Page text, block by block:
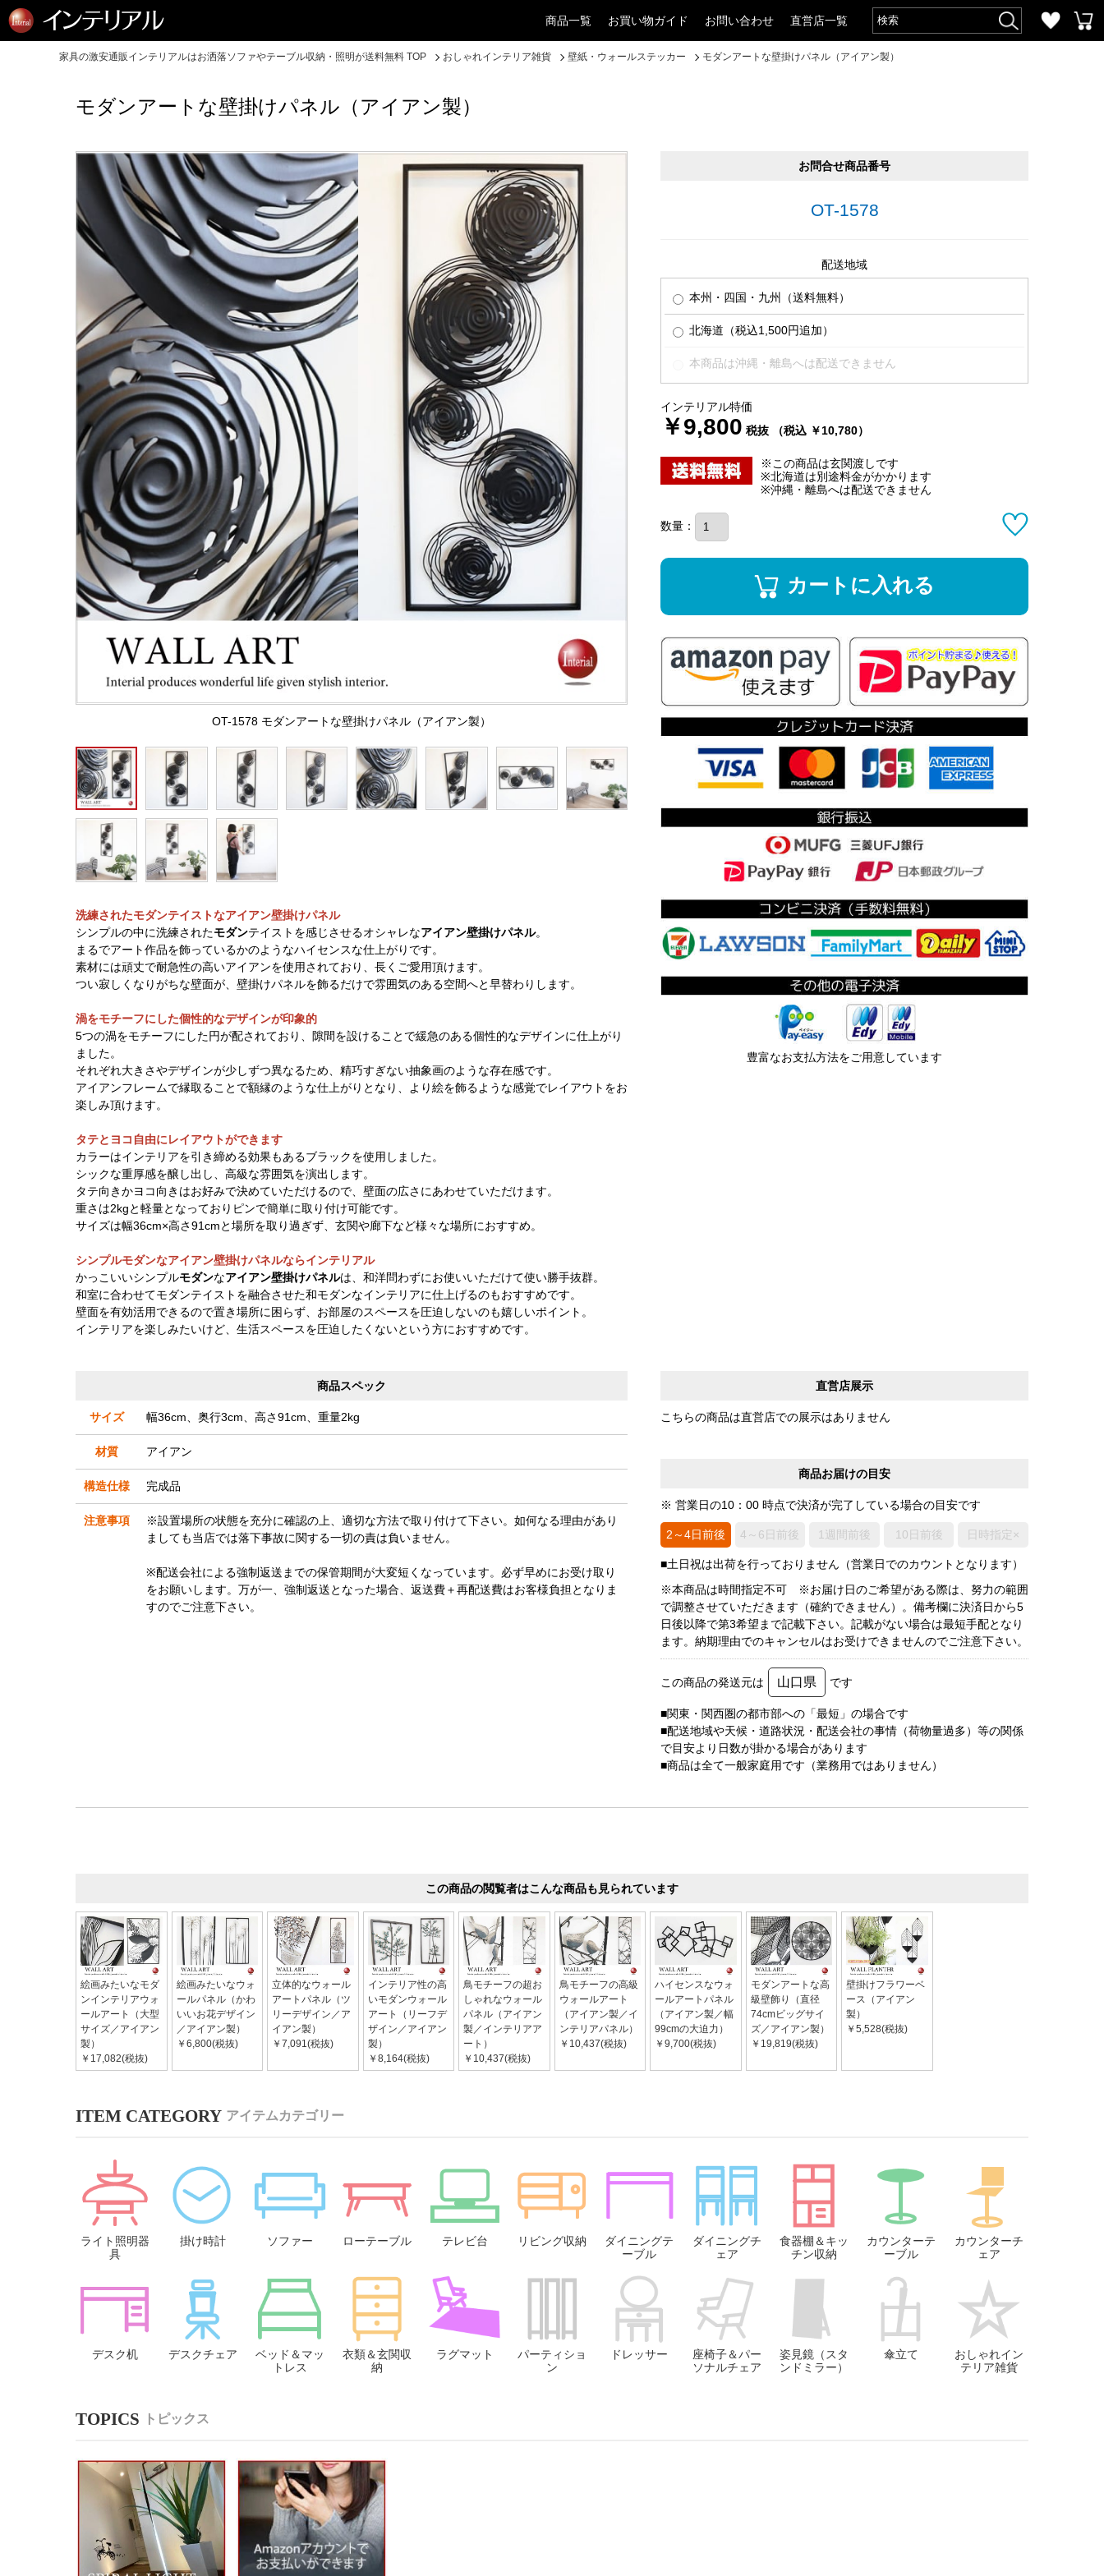
商品一覧 お買い物ガイド お問い合わせ 直営店一覧
家具の激安通販インテリアルはお洒落ソファやテーブル収納・照明が送料無料 TOP おしゃれインテリア雑貨 壁紙・ウォールステッカー モダンアートな壁掛けパネル（アイアン製）
モダンアートな壁掛けパネル（アイアン製）
OT-1578 モダンアートな壁掛けパネル（アイアン製）
洗練されたモダンテイストなアイアン壁掛けパネル
シンプルの中に洗練されたモダンテイストを感じさせるオシャレなアイアン壁掛けパネル。
まるでアート作品を飾っているかのようなハイセンスな仕上がりです。
素材には頑丈で耐急性の高いアイアンを使用されており、長くご愛用頂けます。
つい寂しくなりがちな壁面が、壁掛けパネルを飾るだけで雰囲気のある空間へと早替わりします。
渦をモチーフにした個性的なデザインが印象的
5つの渦をモチーフにした円が配されており、隙間を設けることで緩急のある個性的なデザインに仕上がり
ました。
それぞれ大きさやデザインが少しずつ異なるため、精巧すぎない抽象画のような存在感です。
アイアンフレームで縁取ることで額縁のような仕上がりとなり、より絵を飾るような感覚でレイアウトをお
楽しみ頂けます。
タテとヨコ自由にレイアウトができます
カラーはインテリアを引き締める効果もあるブラックを使用しました。
シックな重厚感を醸し出し、高級な雰囲気を演出します。
タテ向きかヨコ向きはお好みで決めていただけるので、壁面の広さにあわせていただけます。
重さは2kgと軽量となっておりピンで簡単に取り付け可能です。
サイズは幅36cm×高さ91cmと場所を取り過ぎず、玄関や廊下など様々な場所におすすめ。
シンプルモダンなアイアン壁掛けパネルならインテリアル
かっこいいシンプルモダンなアイアン壁掛けパネルは、和洋問わずにお使いいただけて使い勝手抜群。
和室に合わせてモダンテイストを融合させた和モダンなインテリアに仕上げるのもおすすめです。
壁面を有効活用できるので置き場所に困らず、お部屋のスペースを圧迫しないのも嬉しいポイント。
インテリアを楽しみたいけど、生活スペースを圧迫したくないという方におすすめです。
お問合せ商品番号
OT-1578
配送地域
本州・四国・九州（送料無料）
北海道（税込1,500円追加）
本商品は沖縄・離島へは配送できません
インテリアル特価
￥9,800 税抜 （税込 ￥10,780）
※この商品は玄関渡しです
※北海道は別途料金がかかります
※沖縄・離島へは配送できません
数量：
カートに入れる
豊富なお支払方法をご用意しています
直営店展示
こちらの商品は直営店での展示はありません
商品お届けの目安
※ 営業日の10：00 時点で決済が完了している場合の目安です
2～4日前後 4～6日前後 1週間前後 10日前後 日時指定×
■土日祝は出荷を行っておりません（営業日でのカウントとなります）
※本商品は時間指定不可 ※お届け日のご希望がある際は、努力の範囲
で調整させていただきます（確約できません）。備考欄に決済日から5
日後以降で第3希望まで記載下さい。記載がない場合は最短手配となり
ます。納期理由でのキャンセルはお受けできませんのでご注意下さい。
この商品の発送元は 山口県 です
■関東・関西圏の都市部への「最短」の場合です
■配送地域や天候・道路状況・配送会社の事情（荷物量過多）等の関係
で目安より日数が掛かる場合があります
■商品は全て一般家庭用です（業務用ではありません）
商品スペック
サイズ 幅36cm、奥行3cm、高さ91cm、重量2kg
材質 アイアン
構造仕様 完成品
注意事項
※設置場所の状態を充分に確認の上、適切な方法で取り付けて下さい。如何なる理由があり
ましても当店では落下事故に関する一切の責は負いません。
※配送会社による強制返送までの保管期間が大変短くなっています。必ず早めにお受け取り
をお願いします。万が一、強制返送となった場合、返送費＋再配送費はお客様負担となりま
すのでご注意下さい。
この商品の閲覧者はこんな商品も見られています
絵画みたいなモダ
ンインテリアウォ
ールアート（大型
サイズ／アイアン
製）
￥17,082(税抜)
絵画みたいなウォ
ールパネル（かわ
いいお花デザイン
／アイアン製）
￥6,800(税抜)
立体的なウォール
アートパネル（ツ
リーデザイン／ア
イアン製）
￥7,091(税抜)
インテリア性の高
いモダンウォール
アート（リーフデ
ザイン／アイアン
製）
￥8,164(税抜)
鳥モチーフの超お
しゃれなウォール
パネル（アイアン
製／インテリアア
ート）
￥10,437(税抜)
鳥モチーフの高級
ウォールアート
（アイアン製／イ
ンテリアパネル）
￥10,437(税抜)
ハイセンスなウォ
ールアートパネル
（アイアン製／幅
99cmの大迫力）
￥9,700(税抜)
モダンアートな高
級壁飾り（直径
74cmビッグサイ
ズ／アイアン製）
￥19,819(税抜)
壁掛けフラワーベ
ース（アイアン
製）
￥5,528(税抜)
アイテムカテゴリー
ライト照明器
具
掛け時計 ソファー ローテーブル テレビ台 リビング収納
ダイニングテ
ーブル
ダイニングチ
ェア
食器棚＆キッ
チン収納
カウンターテ
ーブル
カウンターチ
ェア
デスク机 デスクチェア
ベッド＆マッ
トレス
衣類＆玄関収
納
ラグマット
パーティショ
ン
ドレッサー
座椅子＆パー
ソナルチェア
姿見鏡（スタ
ンドミラー）
傘立て
おしゃれイン
テリア雑貨
トピックス